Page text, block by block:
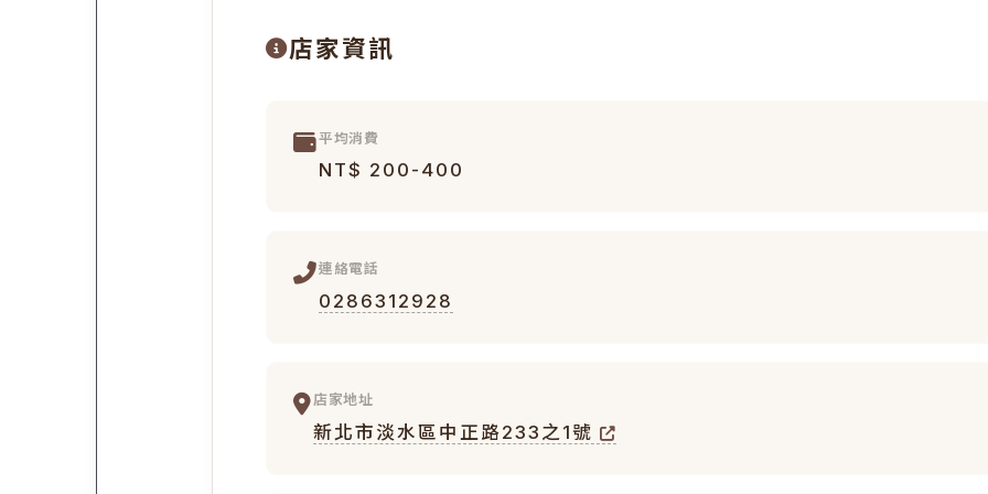
店家資訊
平均消費
NT$ 200-400
連絡電話
0286312928
店家地址
新北市淡水區中正路233之1號